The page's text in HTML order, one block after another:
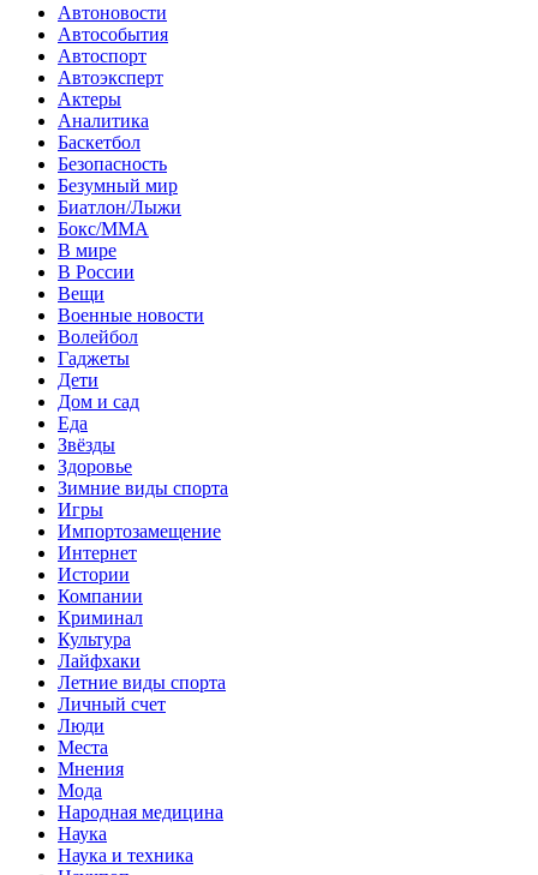
Автоновости
Автособытия
Автоспорт
Автоэксперт
Актеры
Аналитика
Баскетбол
Безопасность
Безумный мир
Биатлон/Лыжи
Бокс/MMA
В мире
В России
Вещи
Военные новости
Волейбол
Гаджеты
Дети
Дом и сад
Еда
Звёзды
Здоровье
Зимние виды спорта
Игры
Импортозамещение
Интернет
Истории
Компании
Криминал
Культура
Лайфхаки
Летние виды спорта
Личный счет
Люди
Места
Мнения
Мода
Народная медицина
Наука
Наука и техника